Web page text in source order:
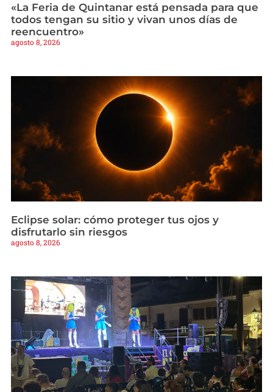
«La Feria de Quintanar está pensada para que
todos tengan su sitio y vivan unos días de
reencuentro»
agosto 8, 2026
Eclipse solar: cómo proteger tus ojos y
disfrutarlo sin riesgos
agosto 8, 2026